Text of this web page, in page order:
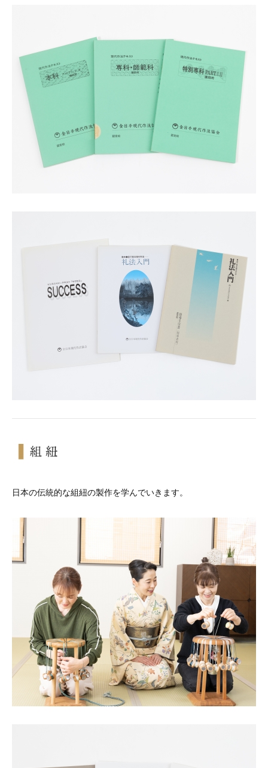
日本の伝統的な組紐の製作を学んでいきます。